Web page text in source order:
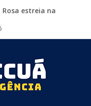
estreia na
feira em Cuiabá o
com rodeio e